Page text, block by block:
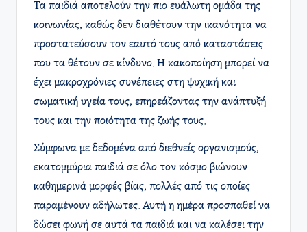
Τα παιδιά αποτελούν την πιο ευάλωτη ομάδα της
κοινωνίας, καθώς δεν διαθέτουν την ικανότητα να
προστατεύσουν τον εαυτό τους από καταστάσεις
που τα θέτουν σε κίνδυνο. Η κακοποίηση μπορεί να
έχει μακροχρόνιες συνέπειες στη ψυχική και
σωματική υγεία τους, επηρεάζοντας την ανάπτυξή
τους και την ποιότητα της ζωής τους.
Σύμφωνα με δεδομένα από διεθνείς οργανισμούς,
εκατομμύρια παιδιά σε όλο τον κόσμο βιώνουν
καθημερινά μορφές βίας, πολλές από τις οποίες
παραμένουν αδήλωτες. Αυτή η ημέρα προσπαθεί να
δώσει φωνή σε αυτά τα παιδιά και να καλέσει την